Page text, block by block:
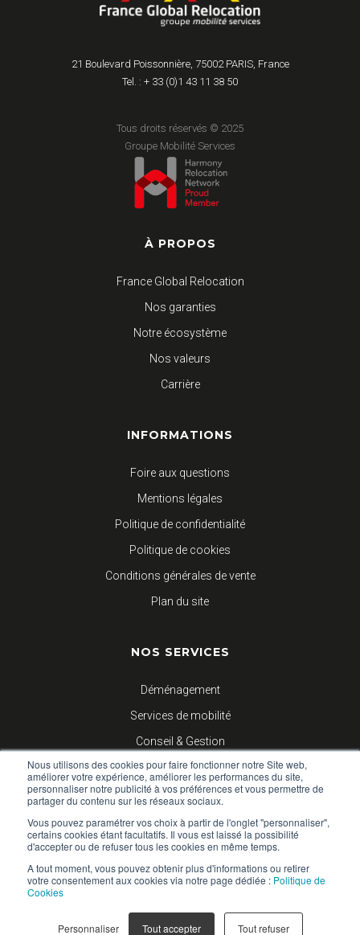
Nous utilisons des cookies pour faire fonctionner notre Site web,
améliorer votre expérience, améliorer les performances du site,
personnaliser notre publicité à vos préférences et vous permettre de
partager du contenu sur les réseaux sociaux.
Vous pouvez paramétrer vos choix à partir de l'onglet "personnaliser",
certains cookies étant facultatifs. Il vous est laissé la possibilité
d'accepter ou de refuser tous les cookies en même temps.
A tout moment, vous pouvez obtenir plus d'informations ou retirer
votre consentement aux cookies via notre page dédiée : Politique de
Cookies
Personnaliser Tout accepter Tout refuser
21 Boulevard Poissonnière, 75002 PARIS, France
Tel. : + 33 (0)1 43 11 38 50
Tous droits réservés © 2025
Groupe Mobilité Services
À PROPOS
France Global Relocation
Nos garanties
Notre écosystème
Nos valeurs
Carrière
INFORMATIONS
Foire aux questions
Mentions légales
Politique de confidentialité
Politique de cookies
Conditions générales de vente
Plan du site
NOS SERVICES
Déménagement
Services de mobilité
Conseil & Gestion
Logistique d’entreprises
NOUS SUIVRE
Facebook
Linkedin